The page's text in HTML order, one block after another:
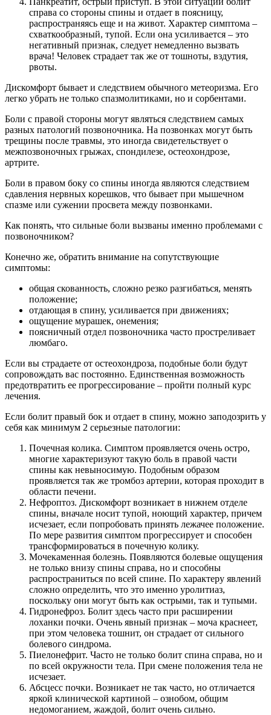
справа со стороны спины и отдает в поясницу,
распространяясь еще и на живот. Характер симптома –
схваткообразный, тупой. Если она усиливается – это
негативный признак, следует немедленно вызвать
врача! Человек страдает так же от тошноты, вздутия,
рвоты.
Дискомфорт бывает и следствием обычного метеоризма. Его
легко убрать не только спазмолитиками, но и сорбентами.
Боли с правой стороны могут являться следствием самых
разных патологий позвоночника. На позвонках могут быть
трещины после травмы, это иногда свидетельствует о
межпозвоночных грыжах, спондилезе, остеохондрозе,
артрите.
Боли в правом боку со спины иногда являются следствием
сдавления нервных корешков, что бывает при мышечном
спазме или сужении просвета между позвонками.
Как понять, что сильные боли вызваны именно проблемами с
позвоночником?
Конечно же, обратить внимание на сопутствующие
симптомы:
общая скованность, сложно резко разгибаться, менять
положение;
отдающая в спину, усиливается при движениях;
ощущение мурашек, онемения;
поясничный отдел позвоночника часто простреливает
люмбаго.
Если вы страдаете от остеохондроза, подобные боли будут
сопровождать вас постоянно. Единственная возможность
предотвратить ее прогрессирование – пройти полный курс
лечения.
Если болит правый бок и отдает в спину, можно заподозрить у
себя как минимум 2 серьезные патологии:
Почечная колика. Симптом проявляется очень остро,
многие характеризуют такую боль в правой части
спины как невыносимую. Подобным образом
проявляется так же тромбоз артерии, которая проходит в
области печени.
Нефроптоз. Дискомфорт возникает в нижнем отделе
спины, вначале носит тупой, ноющий характер, причем
исчезает, если попробовать принять лежачее положение.
По мере развития симптом прогрессирует и способен
трансформироваться в почечную колику.
Мочекаменная болезнь. Появляются болевые ощущения
не только внизу спины справа, но и способны
распространиться по всей спине. По характеру явлений
сложно определить, что это именно уролитиаз,
поскольку они могут быть как острыми, так и тупыми.
Гидронефроз. Болит здесь часто при расширении
лоханки почки. Очень явный признак – моча краснеет,
при этом человека тошнит, он страдает от сильного
болевого синдрома.
Пиелонефрит. Часто не только болит спина справа, но и
по всей окружности тела. При смене положения тела не
исчезает.
Абсцесс почки. Возникает не так часто, но отличается
яркой клинической картиной – ознобом, общим
недомоганием, жаждой, болит очень сильно.